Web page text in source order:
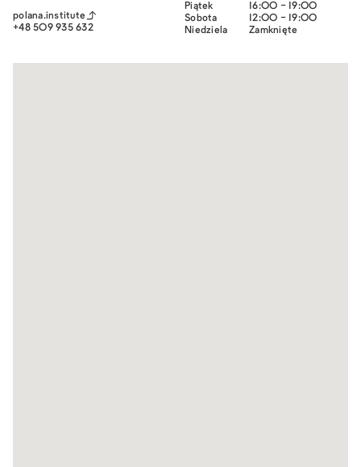
polana.institute
+48 509 935 632
Piątek
16:00 - 19:00
Sobota
12:00 - 19:00
Niedziela
Zamknięte